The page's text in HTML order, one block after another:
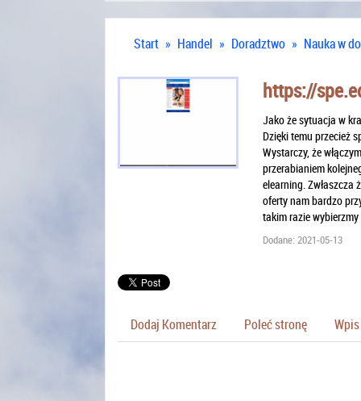
Start » Handel » Doradztwo » Nauka w
https://
Jako że sytuacja w
Dzięki temu przecież
Wystarczy, że
przerabianiem
elearning. Zwłaszcza
oferty nam bardzo
takim razie
Dodane: 2021-05-13
Dodaj Komentarz Poleć stronę